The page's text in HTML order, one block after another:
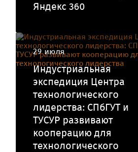
Яндекс 360
29 июля
Индустриальная
экспедиция Центра
технологического
лидерства: СПбГУТ и
ТУСУР развивают
кооперацию для
технологического